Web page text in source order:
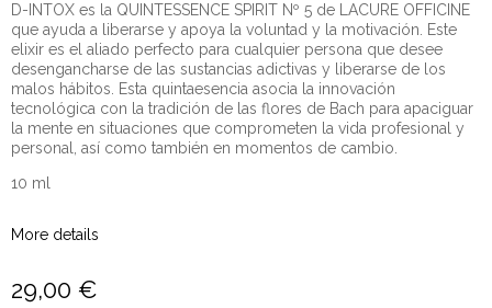
D-INTOX es la QUINTESSENCE SPIRIT Nº 5 de LACURE OFFICINE
que ayuda a liberarse y apoya la voluntad y la motivación. Este
elixir es el aliado perfecto para cualquier persona que desee
desengancharse de las sustancias adictivas y liberarse de los
malos hábitos. Esta quintaesencia asocia la innovación
tecnológica con la tradición de las flores de Bach para apaciguar
la mente en situaciones que comprometen la vida profesional y
personal, así como también en momentos de cambio.
10 ml
More details
29,00 €